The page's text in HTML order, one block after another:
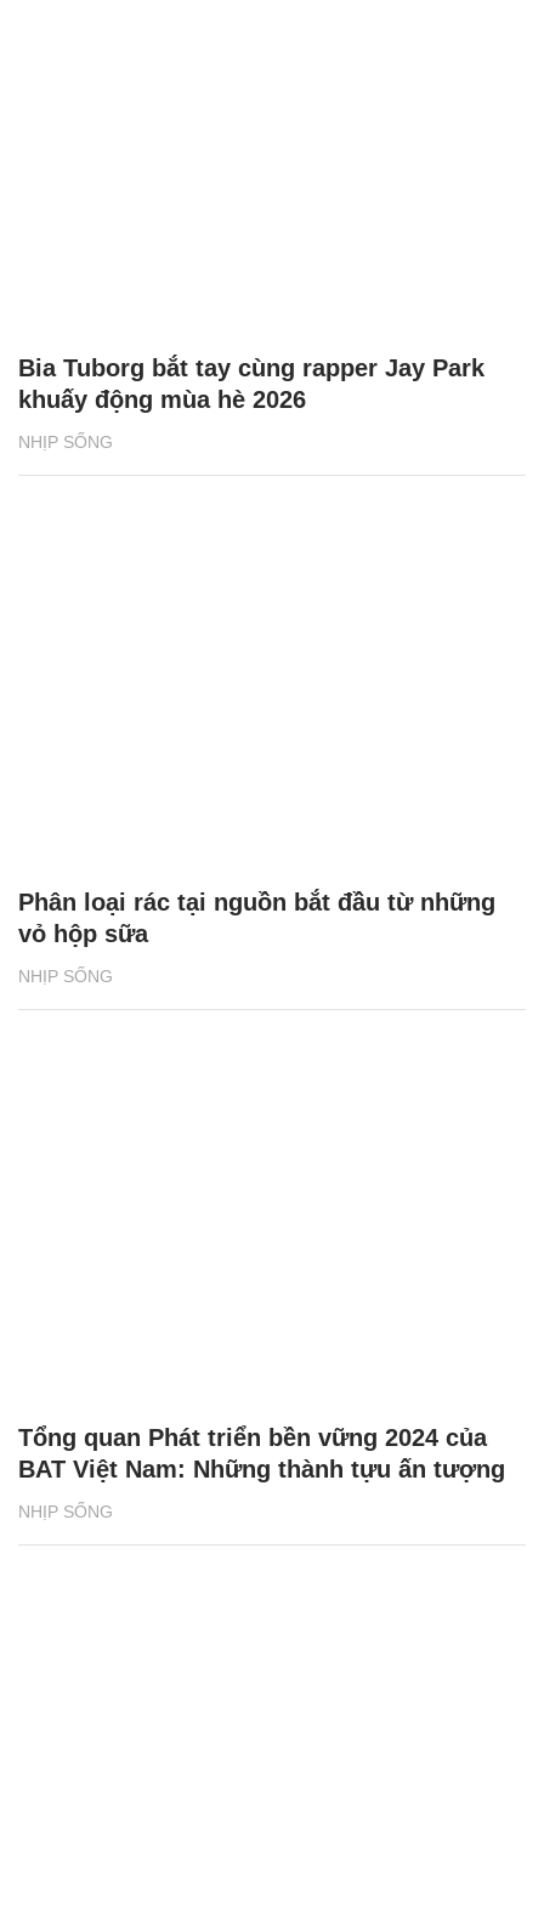
NHỊP SỐNG
Bia Tuborg bắt tay cùng rapper Jay Park
khuấy động mùa hè 2026
NHỊP SỐNG
Phân loại rác tại nguồn bắt đầu từ những
vỏ hộp sữa
NHỊP SỐNG
Tổng quan Phát triển bền vững 2024 của
BAT Việt Nam: Những thành tựu ấn tượng